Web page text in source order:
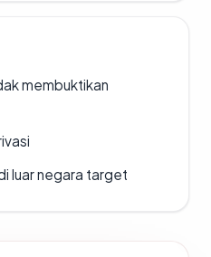
membuktikan
luar negara target